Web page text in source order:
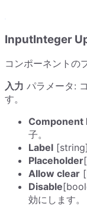
InputInteger
コンポーネントの
入力 パラメータ:
す。
Component
子。
Label
Placeholder
Allow clear
Disable
効にします。